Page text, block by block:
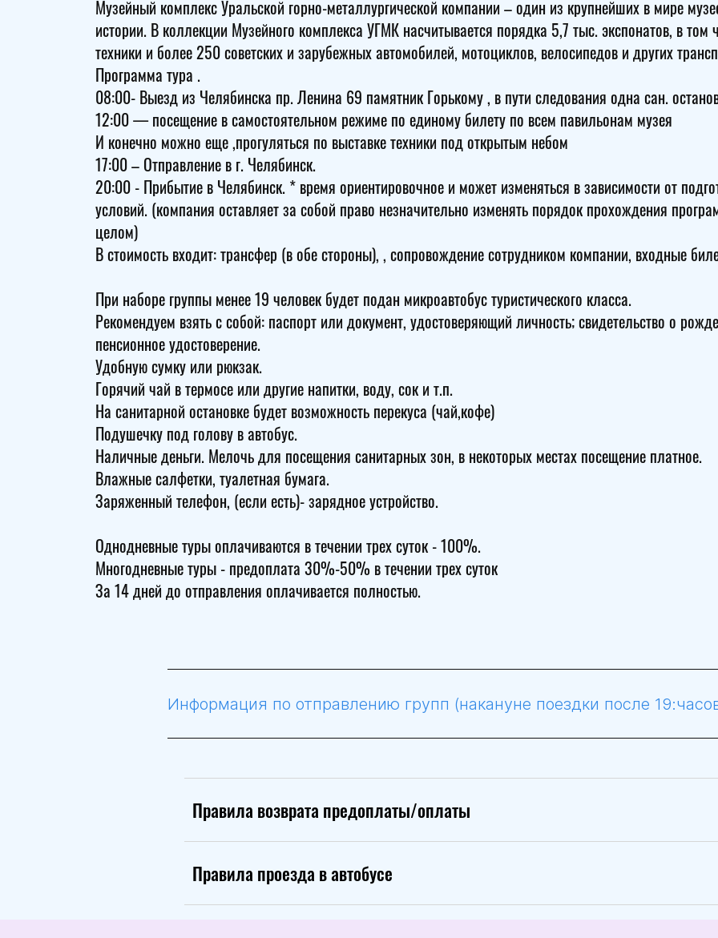
Музейный комплекс Уральской горно-металлургической компании – один из крупнейших в мире
истории. В коллекции Музейного комплекса УГМК насчитывается порядка 5,7 тыс. экспонатов, в
техники и более 250 советских и зарубежных автомобилей, мотоциклов, велосипедов и других
Программа тура .
08:00- Выезд из Челябинска пр. Ленина 69 памятник Горькому , в пути следования одна сан.
12:00 — посещение в самостоятельном режиме по единому билету по всем павильонам музея
И конечно можно еще ,прогуляться по выставке техники под открытым небом
17:00 – Отправление в г. Челябинск.
20:00 - Прибытие в Челябинск. * время ориентировочное и может изменяться в зависимости от
условий. (компания оставляет за собой право незначительно изменять порядок прохождения
целом)
В стоимость входит: трансфер (в обе стороны), , сопровождение сотрудником компании, входные
При наборе группы менее 19 человек будет подан микроавтобус туристического класса.
Рекомендуем взять с собой: паспорт или документ, удостоверяющий личность; свидетельство о
пенсионное удостоверение.
Удобную сумку или рюкзак.
Горячий чай в термосе или другие напитки, воду, сок и т.п.
На санитарной остановке будет возможность перекуса (чай,кофе)
Подушечку под голову в автобус.
Наличные деньги. Мелочь для посещения санитарных зон, в некоторых местах посещение платное.
Влажные салфетки, туалетная бумага.
Заряженный телефон, (если есть)- зарядное устройство.
Однодневные туры оплачиваются в течении трех суток - 100%.
Многодневные туры - предоплата 30%-50% в течении трех суток
За 14 дней до отправления оплачивается полностью.
Информация по отправлению групп (накануне поездки после
Правила возврата предоплаты/оплаты
Правила проезда в автобусе